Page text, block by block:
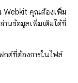
Webkit คุณต้องเพิ่ม
านข้อมูลเพิ่มเติมได้ที่
กต์ที่ต้องการในไฟล์